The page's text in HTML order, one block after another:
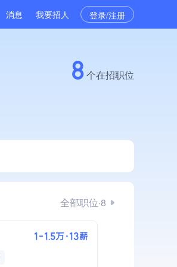
消息 我要招人 登录/注册
8个在招职位
全部职位·8
1-1.5万·13薪